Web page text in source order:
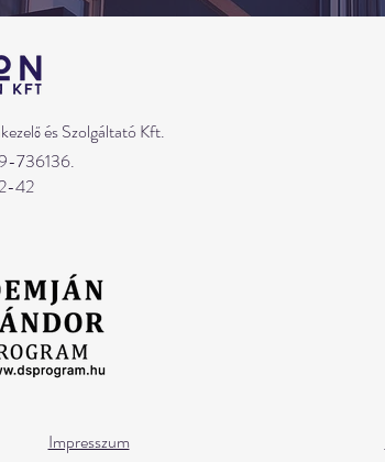
és Szolgáltató Kft.
736136.
42
Impresszum